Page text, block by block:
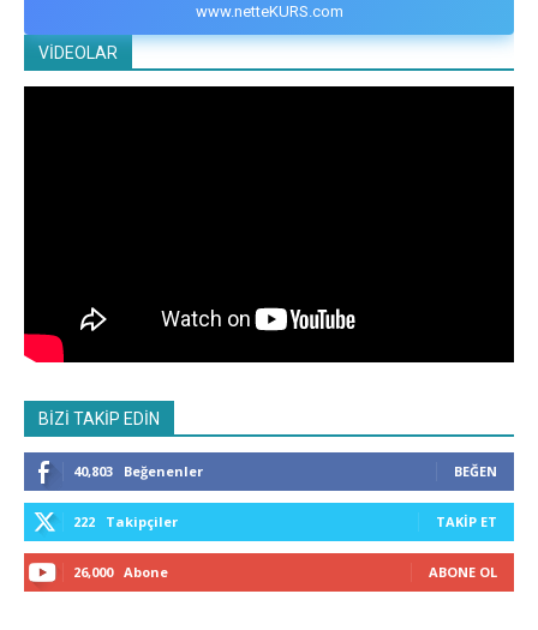
www.netteKURS.com
VİDEOLAR
BİZİ TAKİP EDİN
40,803 Beğenenler BEĞEN
222 Takipçiler TAKIP ET
26,000 Abone ABONE OL